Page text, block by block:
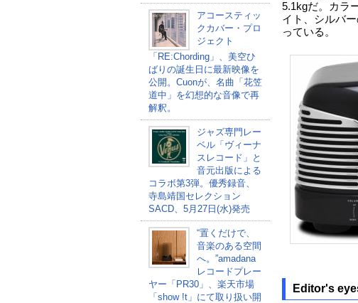
アコースティッ
クカバー・プロ
ジェクト
「RE:Chording」、美空ひ
ばりの誕生日に最新映像を
公開。Cuonが、名曲「花笠
道中」を幻想的な音像で再
解釈。
ジャズ専門レー
ベル「ヴィーナ
スレコード」と
音元出版による
コラボ第3弾。優秀録音、
寺島靖国セレクション
SACD、5月27日(水)発売
“置くだけで、
音楽のある空間
へ。”amadana
レコードプレー
ヤー「PR30」、楽天市場
「show !t」にて取り扱い開
5.1kgだ。カラ
イト、シルバ
っている。
Editor's